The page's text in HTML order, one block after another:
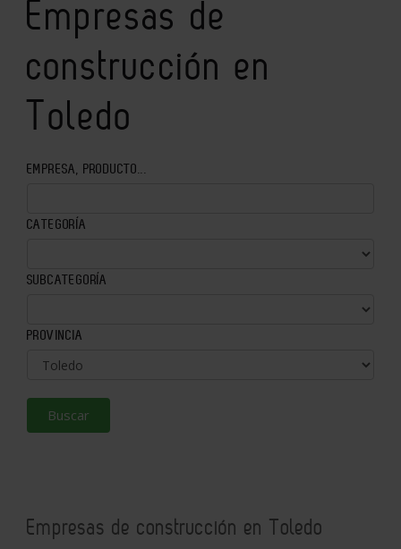
Empresas de
construcción en
Toledo
EMPRESA, PRODUCTO...
CATEGORÍA
SUBCATEGORÍA
PROVINCIA
Buscar
Empresas de construcción en Toledo